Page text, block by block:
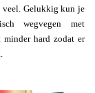
veel. Gelukkig kun je
wegvegen met
hard zodat er